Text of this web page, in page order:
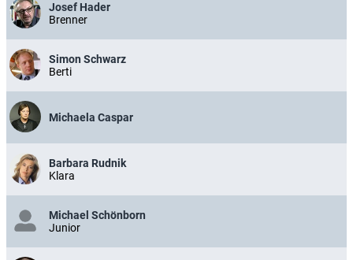
Josef Hader
Brenner
Simon Schwarz
Berti
Michaela Caspar
Barbara Rudnik
Klara
Michael Schönborn
Junior